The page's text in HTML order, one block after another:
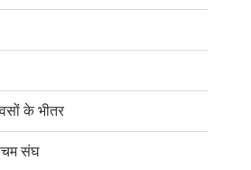
के भीतर
संघ